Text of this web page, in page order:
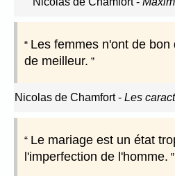
Les femmes n'ont de
de meilleur.
Nicolas de Chamfort- Les
Le mariage est un état
l'imperfection de l'homme.